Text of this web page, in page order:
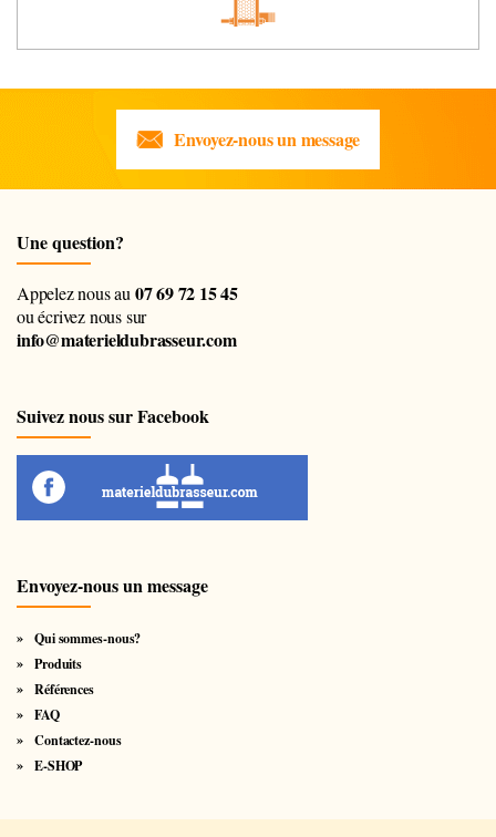
Envoyez-nous un message
Une question?
Appelez nous au 07 69 72 15 45
ou écrivez nous sur
info@materieldubrasseur.com
Suivez nous sur Facebook
Envoyez-nous un message
Qui sommes-nous?
Produits
Références
FAQ
Contactez-nous
E-SHOP